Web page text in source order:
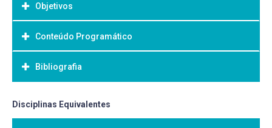
Objetivos
Objetivo Geral:
.
Conteúdo Programático
1. Imagem e representação - conceito, teoria e
metodologia no campo das Artes
de leitura
3. Metodologia para usos de imagens em trabalhos
Bibliografia
Bibliografia Básica:
MITCHELL, W. T. Imagem e Iconografia. Buenos Aires:
Disciplinas Equivalentes